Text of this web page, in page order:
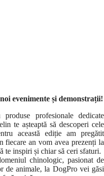
evenimente și demonstrații!
profesionale dedicate
te așteaptă să descoperi cele
această ediție am pregătit
fiecare an vom avea prezenți la
te inspiri și chiar să ceri sfaturi.
chinologic, pasionat de
de animale, la DogPro vei găsi